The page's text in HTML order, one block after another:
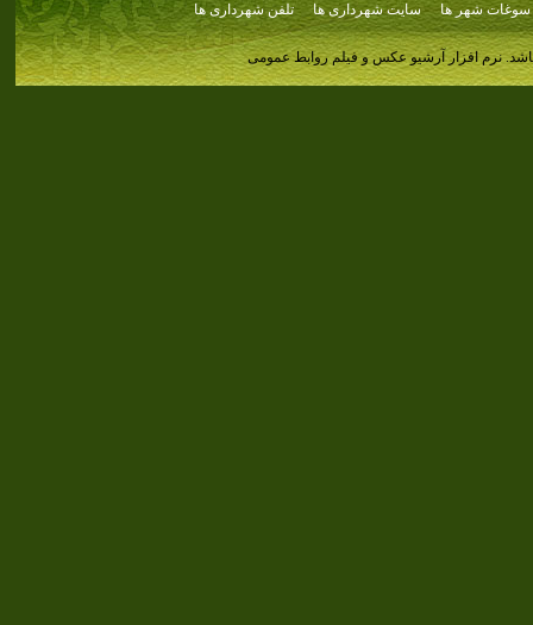
سوغات شهر ها سایت شهرداری ها تلفن شهرداری ها
نرم افزار آرشیو عکس و فیلم روابط عمومی